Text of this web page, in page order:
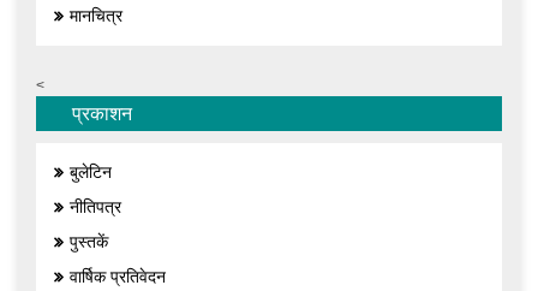
मानचित्र
<
प्रकाशन
बुलेटिन
नीतिपत्र
पुस्तकें
वार्षिक प्रतिवेदन